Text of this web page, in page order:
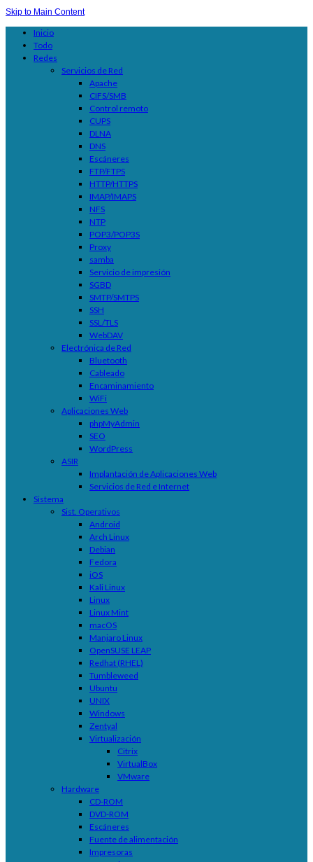
Skip to Main Content
Inicio
Todo
Redes
Servicios de Red
Apache
CIFS/SMB
Control remoto
CUPS
DLNA
DNS
Escáneres
FTP/FTPS
HTTP/HTTPS
IMAP/IMAPS
NFS
NTP
POP3/POP3S
Proxy
samba
Servicio de impresión
SGBD
SMTP/SMTPS
SSH
SSL/TLS
WebDAV
Electrónica de Red
Bluetooth
Cableado
Encaminamiento
WiFi
Aplicaciones Web
phpMyAdmin
SEO
WordPress
ASIR
Implantación de Aplicaciones Web
Servicios de Red e Internet
Sistema
Sist. Operativos
Android
Arch Linux
Debian
Fedora
iOS
Kali Linux
Linux
Linux Mint
macOS
Manjaro Linux
OpenSUSE LEAP
Redhat (RHEL)
Tumbleweed
Ubuntu
UNIX
Windows
Zentyal
Virtualización
Citrix
VirtualBox
VMware
Hardware
CD-ROM
DVD-ROM
Escáneres
Fuente de alimentación
Impresoras